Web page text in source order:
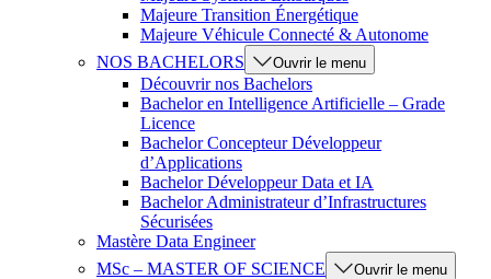
Majeure Transition Énergétique
Majeure Véhicule Connecté & Autonome
NOS BACHELORS
Ouvrir le menu
Découvrir nos Bachelors
Bachelor en Intelligence Artificielle – Grade
Licence
Bachelor Concepteur Développeur
d’Applications
Bachelor Développeur Data et IA
Bachelor Administrateur d’Infrastructures
Sécurisées
Mastère Data Engineer
MSc – MASTER OF SCIENCE
Ouvrir le menu